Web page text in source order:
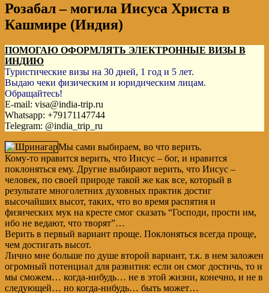
Розабал – могила Иисуса Христа в
Кашмире (Индия)
ПОМОГАЮ ОФОРМЛЯТЬ ЭЛЕКТРОННЫЕ ВИЗЫ В
ИНДИЮ
Туристические визы на 30 дней, 1 год и 5 лет.
Выдаю чеки физическим и юридическим лицам.
Обращайтесь!
E-mail: visa@india-trip.ru
Whatsapp: +79171147744
Telegram: @india_trip_ru
Мы сами выбираем, во что верить.
Кому-то нравится верить, что Иисус – бог, и нравится
поклоняться ему. Другие выбирают верить, что Иисус –
человек, по своей природе такой же как все, который в
результате многолетних духовных практик достиг
высочайших высот, таких, что во время распятия и
физических мук на кресте смог сказать “Господи, прости им,
ибо не ведают, что творят”…
Верить в первый вариант проще. Поклоняться всегда проще,
чем достигать высот.
Лично мне больше по душе второй вариант, т.к. в нем заложен
огромный потенциал для развития: если он смог достичь, то и
мы сможем… когда-нибудь… не в этой жизни, конечно, и не в
следующей… но когда-нибудь… быть может…